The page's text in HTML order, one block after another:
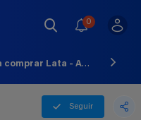
0
Descuentos, códigos y cupones para comprar Lata - Agosto - 2026
Seguir